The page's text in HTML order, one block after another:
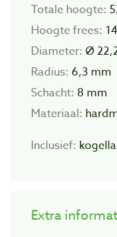
Totale hoogte:
Hoogte frees:
Diameter: Ø
Radius: 6,3 mm
Schacht: 8 mm
Materiaal:
Inclusief:
Extra